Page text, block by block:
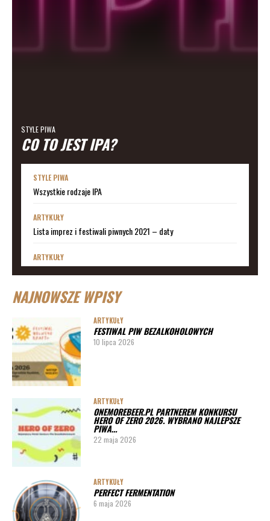
STYLE PIWA
CO TO JEST IPA?
STYLE PIWA
Wszystkie rodzaje IPA
ARTYKUŁY
Lista imprez i festiwali piwnych 2021 – daty
ARTYKUŁY
Lista imprez i festiwali piwnych 2020 – daty
ARTYKUŁY
ARTYKUŁY
Lista imprez i festiwali piwnych 2020 – miasta
ARTYKUŁY
Pędy chmielu – danie ekskluzywne
PORADY
Jak działa instalacja do wyszynku piwa w barze
NAJNOWSZE WPISY
ARTYKUŁY
FESTIWAL PIW BEZALKOHOLOWYCH
10 lipca 2026
ARTYKUŁY
ONEMOREBEER.PL PARTNEREM KONKURSU
HERO OF ZERO 2026. WYBRANO NAJLEPSZE
PIWA…
22 maja 2026
ARTYKUŁY
PERFECT FERMENTATION
6 maja 2026